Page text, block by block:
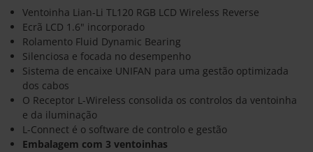
Ventoinha Lian-Li TL120 RGB LCD Wireless Reverse
Ecrã LCD 1.6" incorporado
Rolamento Fluid Dynamic Bearing
Silenciosa e focada no desempenho
Sistema de encaixe UNIFAN para uma gestão optimizada
dos cabos
O Receptor L-Wireless consolida os controlos da ventoinha
e da iluminação
L-Connect é o software de controlo e gestão
Embalagem com 3 ventoinhas